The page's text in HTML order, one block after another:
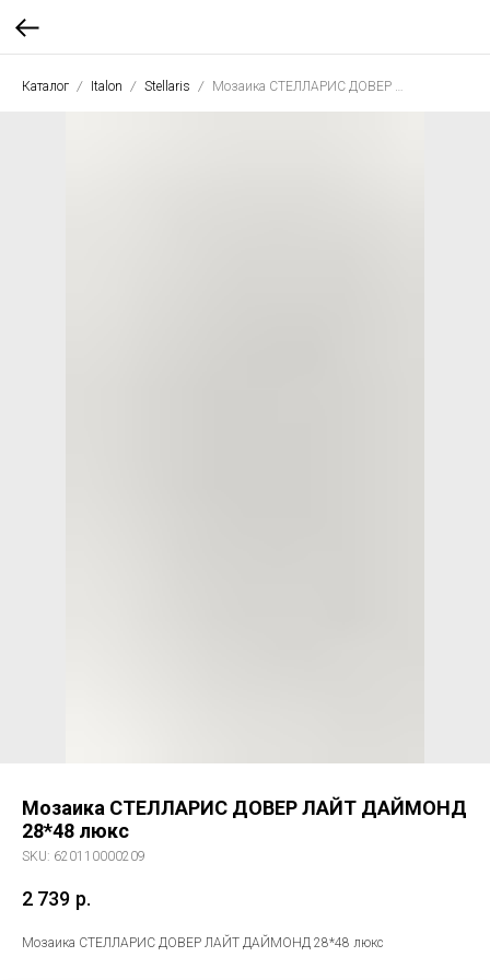
Каталог Italon Stellaris
Мозаика СТЕЛЛАРИС ДОВЕР ЛАЙТ ДАЙМОНД
28*48 люкс
SKU: 620110000209
2 739 р.
Мозаика СТЕЛЛАРИС ДОВЕР ЛАЙТ ДАЙМОНД 28*48 люкс